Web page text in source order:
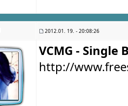
2012.01. 19. - 20:08:26
VCMG - Single
http://